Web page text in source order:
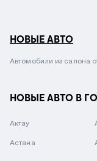
НОВЫЕ АВТО
Автомобили из салона
НОВЫЕ АВТО В
Актау
Астана